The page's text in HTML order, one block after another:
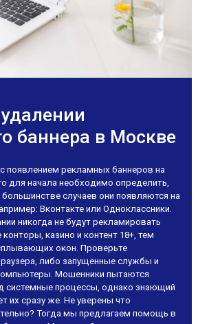
баннера в Москве
появлением рекламных баннеров на
для начала необходимо определить,
большинстве случаев они появляются на
Вконтакте или Одноклассники.
никогда не будут рекламировать
казино и контент 18+, тем
окон. Проверьте
либо запущенные службы и
Мошенники пытаются
системные процессы, однако знающий
их сразу же. Не уверены что
Тогда мы предлагаем помощь в